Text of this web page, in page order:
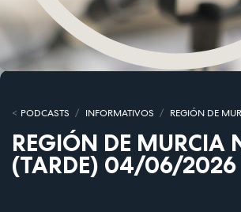
PODCASTS INFORMATIVOS REGIÓN DE
REGIÓN DE MURCIA
(TARDE) 04/06/2026